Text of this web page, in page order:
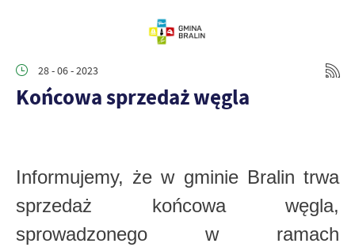
28 - 06 - 2023
Końcowa sprzedaż węgla
Informujemy, że w gminie Bralin trwa
sprzedaż końcowa węgla,
sprowadzonego w ramach